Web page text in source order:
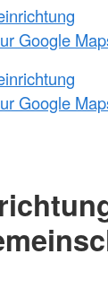
Google
Google